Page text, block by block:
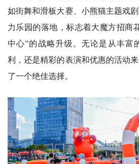
如街舞和滑板大赛、小熊猫主题戏
力乐园的落地，标志着大魔方招商
中心”的战略升级。无论是从丰富
利，还是精彩的表演和优惠的活动
了一个绝佳选择。